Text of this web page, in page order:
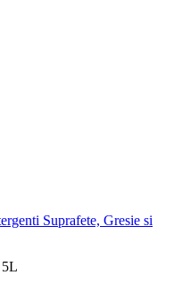
Suprafete, Gresie si
5L